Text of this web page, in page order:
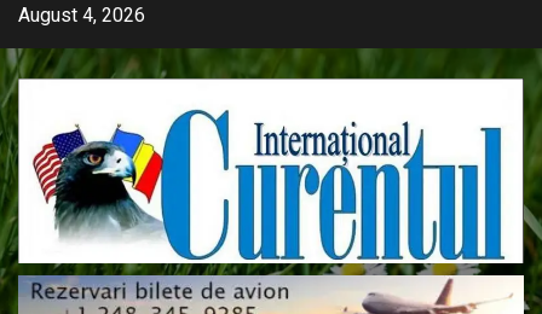
Skip
content
August 4, 2026